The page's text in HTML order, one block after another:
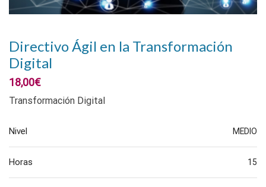
Directivo Ágil en la Transformación
Digital
18,00€
Transformación Digital
Nivel MEDIO
Horas 15